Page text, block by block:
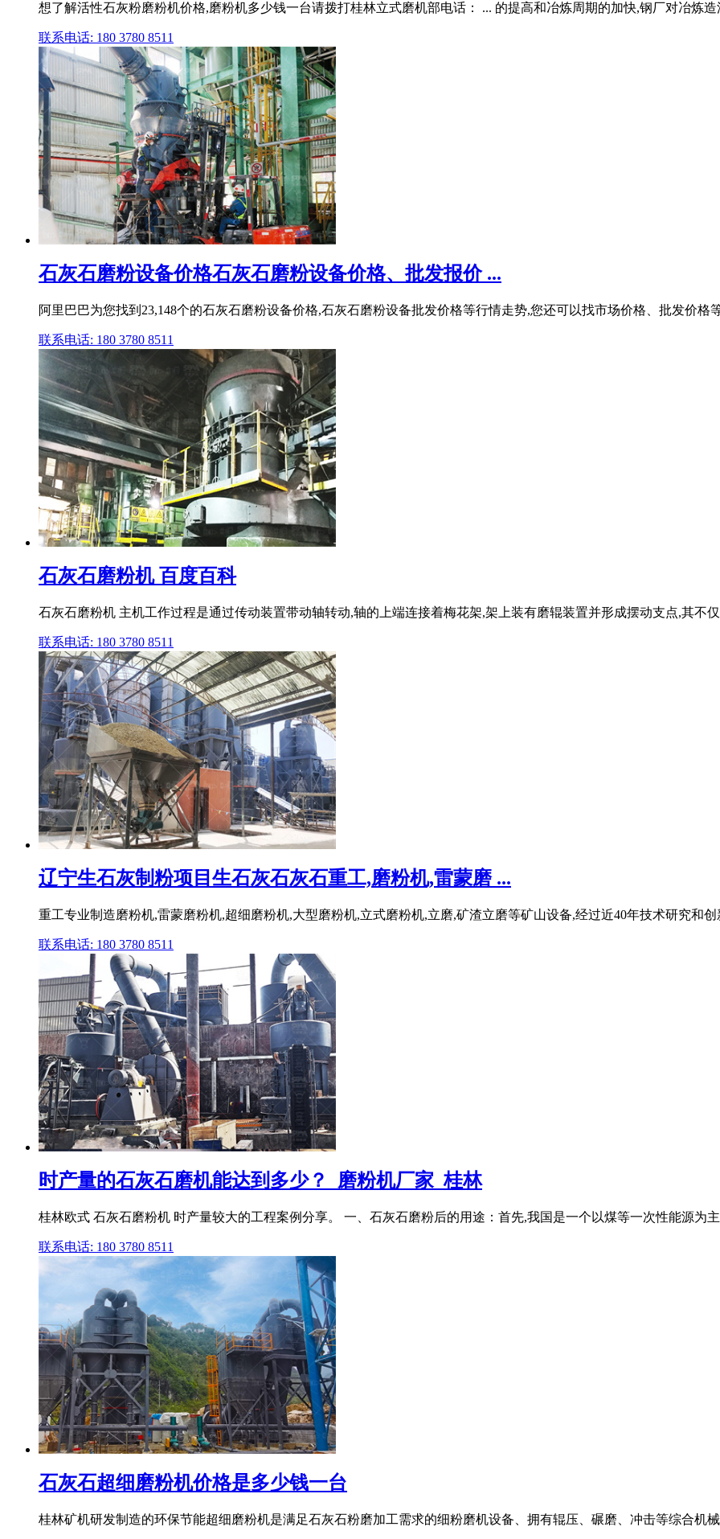
想了解活性石灰粉磨粉机价格,磨粉机多少钱一台请拨打桂林立式磨机部电话： ... 的提高和冶炼周期的加快,钢厂对冶炼
联系电话: 180 3780 8511
石灰石磨粉设备价格石灰石磨粉设备价格、批发报价 ...
阿里巴巴为您找到23,148个的石灰石磨粉设备价格,石灰石磨粉设备批发价格等行情走势,您还可以找市场价格、批发价格
联系电话: 180 3780 8511
石灰石磨粉机 百度百科
石灰石磨粉机 主机工作过程是通过传动装置带动轴转动,轴的上端连接着梅花架,架上装有磨辊装置并形成摆动支点,其不
联系电话: 180 3780 8511
辽宁生石灰制粉项目生石灰石灰石重工,磨粉机,雷蒙磨 ...
重工专业制造磨粉机,雷蒙磨粉机,超细磨粉机,大型磨粉机,立式磨粉机,立磨,矿渣立磨等矿山设备,经过近40年技术研究和
联系电话: 180 3780 8511
时产量的石灰石磨机能达到多少？_磨粉机厂家_桂林
桂林欧式 石灰石磨粉机 时产量较大的工程案例分享。 一、石灰石磨粉后的用途：首先,我国是一个以煤等一次性能源为
联系电话: 180 3780 8511
石灰石超细磨粉机价格是多少钱一台
桂林矿机研发制造的环保节能超细磨粉机是满足石灰石粉磨加工需求的细粉磨机设备、拥有辊压、碾磨、冲击等综合机